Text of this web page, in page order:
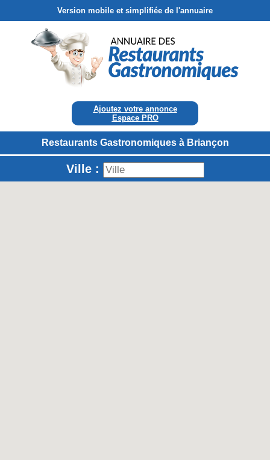
Version mobile et simplifiée de l'annuaire
Ajoutez votre annonce
Espace PRO
Restaurants Gastronomiques à Briançon
Ville :